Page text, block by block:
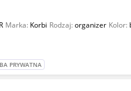
Marka: Korbi Rodzaj:organizer Kolor:
PRYWATNA